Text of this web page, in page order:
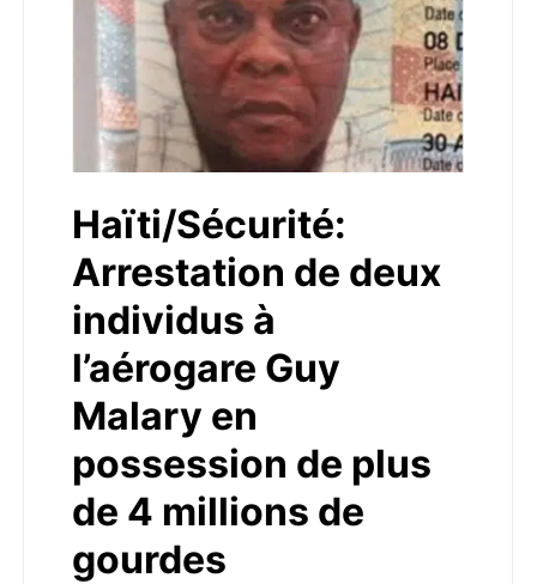
Haïti/Sécurité:
Arrestation de deux
individus à
l’aérogare Guy
Malary en
possession de plus
de 4 millions de
gourdes